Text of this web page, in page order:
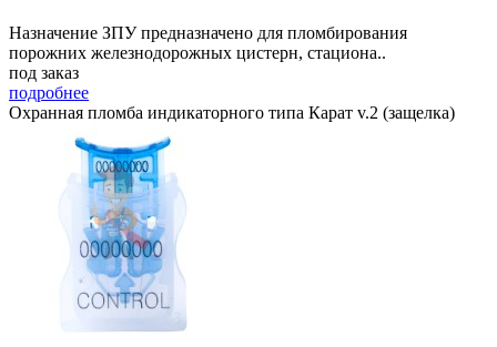
Назначение ЗПУ предназначено для пломбирования
порожних железнодорожных цистерн, стациона..
под заказ
подробнее
Охранная пломба индикаторного типа Карат v.2 (защелка)